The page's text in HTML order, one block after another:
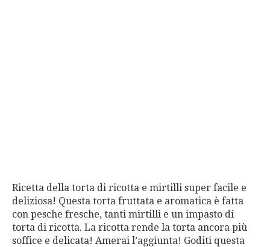
Ricetta della torta di ricotta e mirtilli super facile e
deliziosa! Questa torta fruttata e aromatica è fatta
con pesche fresche, tanti mirtilli e un impasto di
torta di ricotta. La ricotta rende la torta ancora più
soffice e delicata! Amerai l’aggiunta! Goditi questa